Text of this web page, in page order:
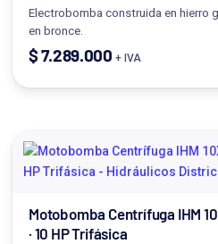
Electrobomba construida en hierro
en bronce.
$7.289.000 + IVA
Motobomba Centrífuga IHM
· 10 HP Trifásica